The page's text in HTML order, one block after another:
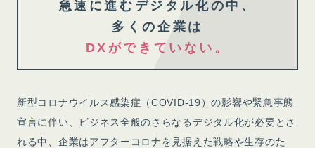
急速に進むデジタル化の中、
多くの企業は
DXができていない。
新型コロナウイルス感染症（COVID-19）の影響や緊急事態
宣言に伴い、ビジネス全般のさらなるデジタル化が必要とさ
れる中、企業はアフターコロナを見据えた戦略や生存のた